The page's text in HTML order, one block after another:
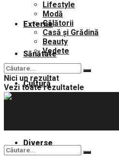
Externe
Sănătate
Cultură
Diverse
Lifestyle
Modă
Călătorii
Casă și Grădină
Beauty
Vedete
Nici un rezultat
Vezi toate rezultatele